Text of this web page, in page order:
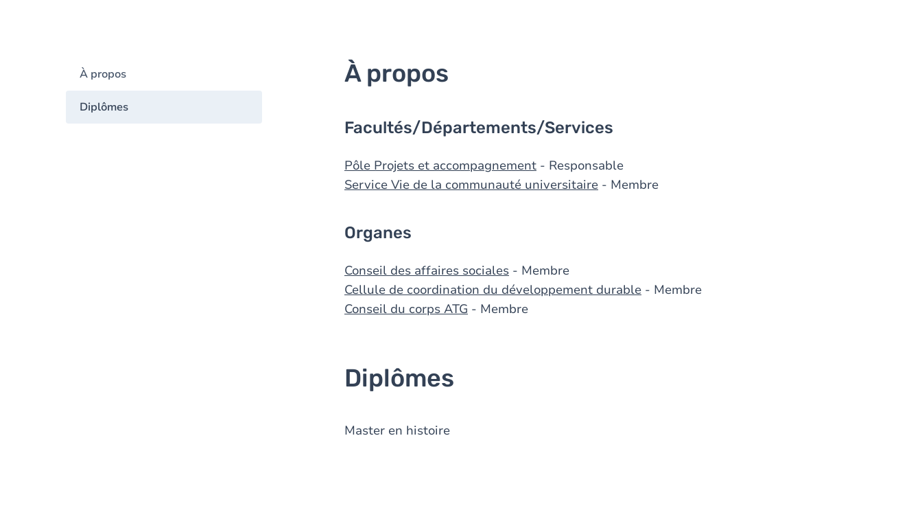
À propos
Diplômes
À propos
Facultés/Départements/Services
Pôle Projets et accompagnement - Responsable
Service Vie de la communauté universitaire - Membre
Organes
Conseil des affaires sociales - Membre
Cellule de coordination du développement durable - Membre
Conseil du corps ATG - Membre
Diplômes
Master en histoire